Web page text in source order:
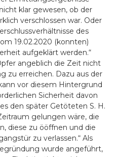
klar gewesen, ob der
verschlossen war. Oder
des
19.02.2020 (konnten)
aufgeklärt werden.“
angeblich die Zeit nicht
zu erreichen. Dazu aus der
vor diesem Hintergrund
Sicherheit davon
den später Getöteten S. H.
gelungen wäre, die
diese zu ööffnen und die
zu verlassen.“ Als
wurde angeführt,